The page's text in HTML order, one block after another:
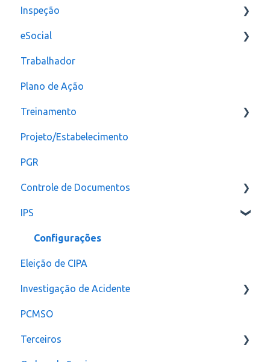
Configurações
assinatura
Inspeção
Relatórios e Indicadores
Inspeção Visual
Plano de ação
Checklist
eSocial
Erros
Criação
CAT
Trabalhador
Plano de Ação
Treinamento
Configuração
Projeto/Estabelecimento
PGR
Controle de Documentos
Notificação
IPS
Configurações
Eleição de CIPA
Investigação de Acidente
Configuração
PCMSO
Terceiros